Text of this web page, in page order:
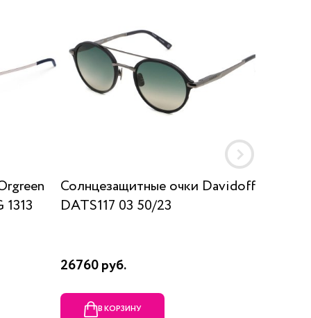
1313
Солнцезащитные очки Davidoff
DATS117 03 50/23
26760 руб.
В КОРЗИНУ